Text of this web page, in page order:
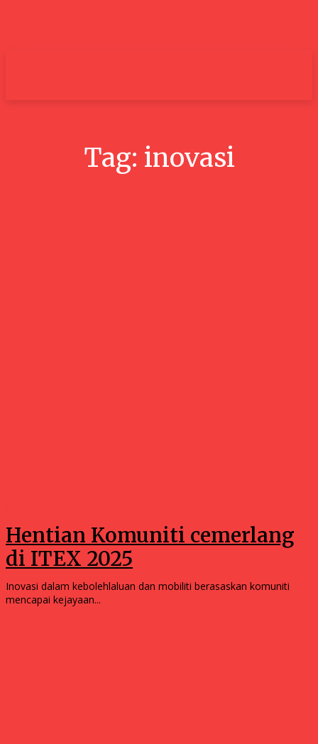
Tag: inovasi
Hentian Komuniti cemerlang
di ITEX 2025
Inovasi dalam kebolehlaluan dan mobiliti berasaskan komuniti
mencapai kejayaan...